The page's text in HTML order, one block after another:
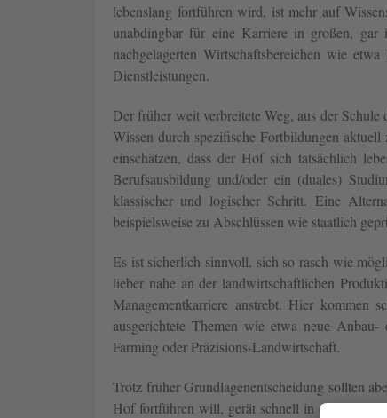
lebenslang fortführen wird, ist mehr auf
unabdingbar für eine Karriere in großen, gar
nachgelagerten Wirtschaftsbereichen wie
Dienstleistungen.
Der früher weit verbreitete Weg, aus der
Wissen durch spezifische Fortbildungen
einschätzen, dass der Hof sich tatsächlich
Berufsausbildung und/oder ein (duales)
klassischer und logischer Schritt. Eine
beispielsweise zu Abschlüssen wie staatlich
Es ist sicherlich sinnvoll, sich so rasch wie
lieber nahe an der landwirtschaftlichen
Managementkarriere anstrebt. Hier kommen
ausgerichtete Themen wie etwa neue
Farming oder Präzisions-Landwirtschaft.
Trotz früher Grundlagenentscheidung sollten
Hof fortführen will, gerät schnell in die Rolle